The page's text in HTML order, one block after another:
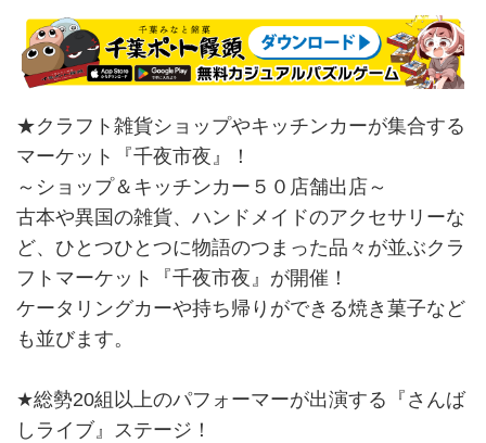
★クラフト雑貨ショップやキッチンカーが集合する
マーケット『千夜市夜』！
～ショップ＆キッチンカー５０店舗出店～
古本や異国の雑貨、ハンドメイドのアクセサリーな
ど、ひとつひとつに物語のつまった品々が並ぶクラ
フトマーケット『千夜市夜』が開催！
ケータリングカーや持ち帰りができる焼き菓子など
も並びます。
★総勢20組以上のパフォーマーが出演する『さんば
しライブ』ステージ！